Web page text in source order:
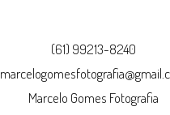
(61) 99213-8240
Marcelo Gomes Fotografia